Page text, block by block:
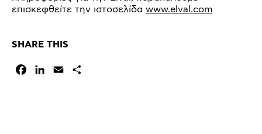
επισκεφθείτε την ιστοσελίδα www.elval.com
SHARE THIS
FacebookLinkedIn
Email